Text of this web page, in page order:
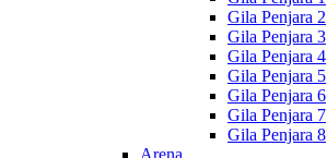
Gila Penjara 2
Gila Penjara 3
Gila Penjara 4
Gila Penjara 5
Gila Penjara 6
Gila Penjara 7
Gila Penjara 8